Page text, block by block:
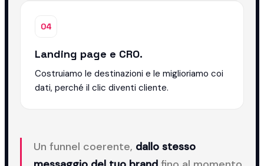
04
Landing page e CRO.
Costruiamo le destinazioni e le miglioriamo coi
dati, perché il clic diventi cliente.
Un funnel coerente, dallo stesso